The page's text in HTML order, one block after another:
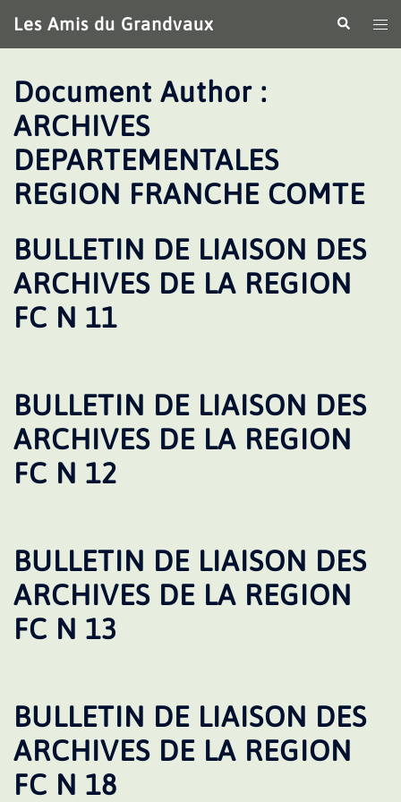
au
contenu
Les Amis du Grandvaux
le
Document Author :
ARCHIVES
DEPARTEMENTALES
REGION FRANCHE COMTE
BULLETIN DE LIAISON DES
ARCHIVES DE LA REGION
FC N 11
BULLETIN DE LIAISON DES
ARCHIVES DE LA REGION
FC N 12
BULLETIN DE LIAISON DES
ARCHIVES DE LA REGION
FC N 13
BULLETIN DE LIAISON DES
ARCHIVES DE LA REGION
FC N 18